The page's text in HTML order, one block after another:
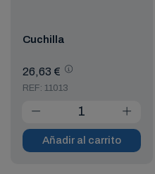
Cuchilla
26,63 €
REF: 11013
Añadir al carrito